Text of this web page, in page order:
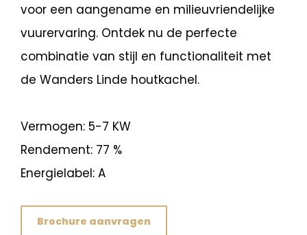
voor een aangename en milieuvriendelijke
vuurervaring. Ontdek nu de perfecte
combinatie van stijl en functionaliteit met
de Wanders Linde houtkachel.
Vermogen: 5-7 KW
Rendement: 77 %
Energielabel: A
Brochure aanvragen